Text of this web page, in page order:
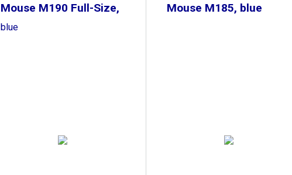
Mouse M190 Full-Size,
blue
Mouse M185, blue